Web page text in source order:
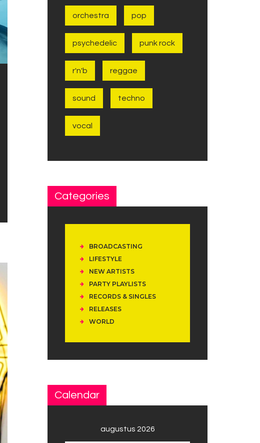
orchestra pop
psychedelic punk rock
r'n'b reggae
sound techno
vocal
Categories
BROADCASTING
LIFESTYLE
NEW ARTISTS
PARTY PLAYLISTS
RECORDS & SINGLES
RELEASES
WORLD
Calendar
augustus 2026